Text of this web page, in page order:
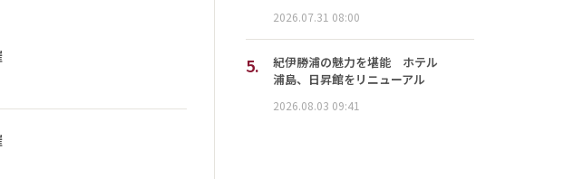
2026.07.31 08:00
5.
紀伊勝浦の魅力を堪能 ホテル
浦島、日昇館をリニューアル
2026.08.03 09:41